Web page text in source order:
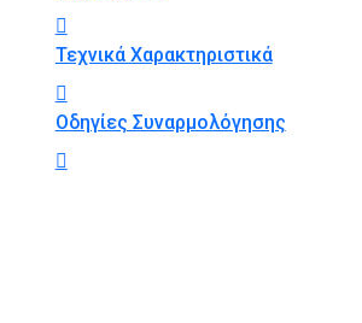
Τεχνικά Χαρακτηριστικά
Οδηγίες Συναρμολόγησης